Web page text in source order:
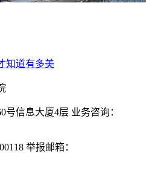
知道有多美
信息大厦4层 业务咨询：
举报邮箱：